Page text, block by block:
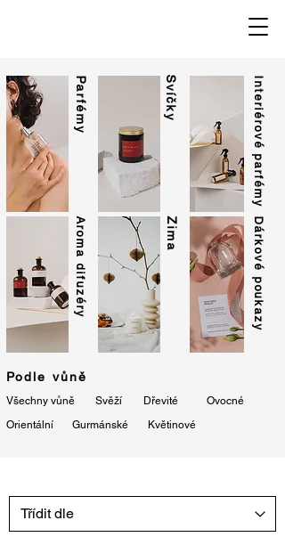
Parfémy Svíčky Interiérové parfémy
Aroma difuzéry Zima Dárkové poukazy
Podle vůně
Všechny vůně
Svěží
Orientální
Gurmánské
Dřevité
Ovocné
Květinové